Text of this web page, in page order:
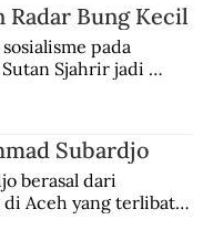
Radar Bung Kecil
pada
Sjahrir jadi
Subardjo
berasal dari
Aceh yang terlibat